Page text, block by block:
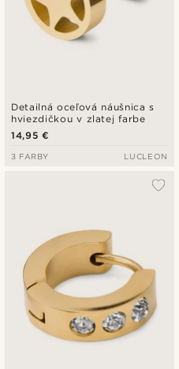
Detailná oceľová náušnica s
hviezdičkou v zlatej farbe
14,95 €
3 FARBY LUCLEON